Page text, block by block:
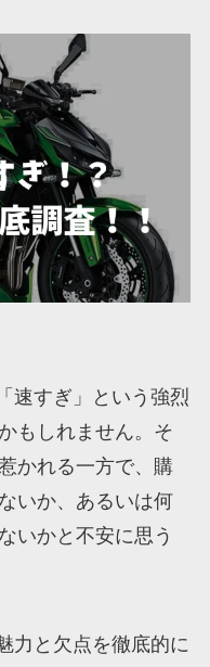
速すぎ」という強烈
もしれません。そ
かれる一方で、購
いか、あるいは何
いかと不安に思う
力と欠点を徹底的に